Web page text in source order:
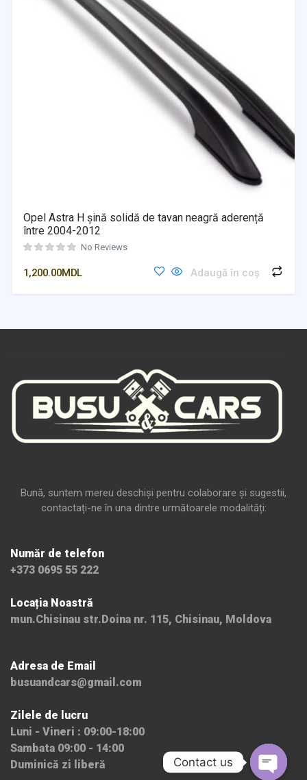
Opel Astra H șină solidă de tavan neagră aderență
între 2004-2012
No Reviews
1,200.00MDL Adaugă în coș
Bună, suntem mereu deschiși pentru colaborare și sugestii,
contactați-ne în una dintre următoarele modalități:
Număr de telefon
+373 0695 55 222
Locația Noastră
mun.Chisinau str.Doina nr. 115, Chisinau, Moldova
Adresa de Email
busuandcars@gmail.com
Zilele de lucru
Luni - Vineri : 09:00-18:00
Sambata 09:00 - 14:00
Duminică zi liberă
Contact us